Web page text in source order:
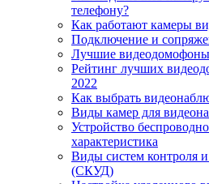
телефону?
Как работают камеры
Подключение и
Лучшие видеодомофоны
Рейтинг лучших
2022
Как выбрать
Виды камер для
Устройство
характеристика
Виды систем контроля
(СКУД)